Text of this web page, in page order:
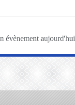
évènement aujourd'hui